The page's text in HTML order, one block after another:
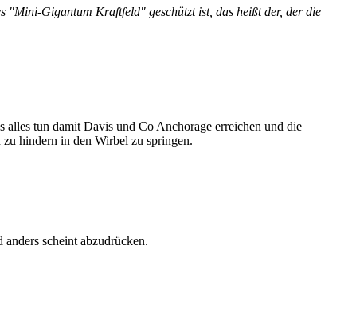
"Mini-Gigantum Kraftfeld" geschützt ist, das heißt der, der die
alles tun damit Davis und Co Anchorage erreichen und die
hindern in den Wirbel zu springen.
scheint abzudrücken.